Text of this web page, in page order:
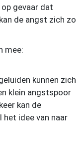
gevaar dat
de angst zich zo
mee:
kunnen zich
klein angstspoor
kan de
het idee van naar